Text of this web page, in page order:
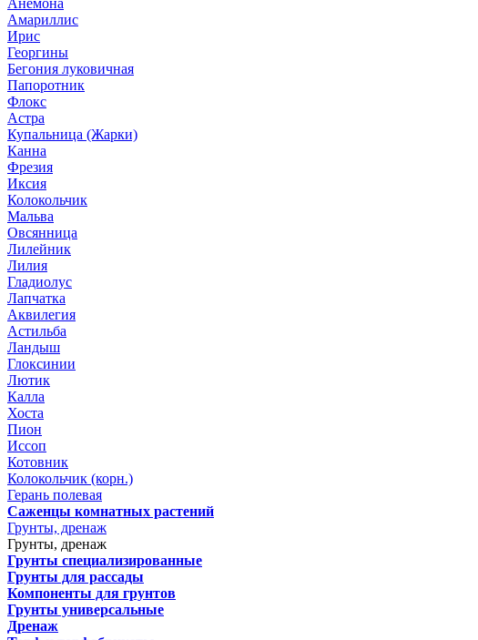
Анемона
Амариллис
Ирис
Георгины
Бегония луковичная
Папоротник
Флокс
Астра
Купальница (Жарки)
Канна
Фрезия
Иксия
Колокольчик
Мальва
Овсянница
Лилейник
Лилия
Гладиолус
Лапчатка
Аквилегия
Астильба
Ландыш
Глоксинии
Лютик
Калла
Хоста
Пион
Иссоп
Котовник
Колокольчик (корн.)
Герань полевая
Саженцы комнатных растений
Грунты, дренаж
Грунты, дренаж
Грунты специализированные
Грунты для рассады
Компоненты для грунтов
Грунты универсальные
Дренаж